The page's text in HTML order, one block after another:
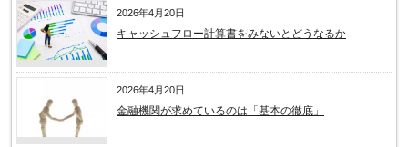
2026年4月20日
キャッシュフロー計算書をみないとどうなるか
2026年4月20日
金融機関が求めているのは「基本の徹底」